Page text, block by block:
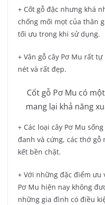
+ Cốt gỗ đặc nhưng khá
chống mối mọt của thân
tối ưu trong khi sử dụng.
+ Vân gỗ cây Pơ Mu rất
nét và rất đẹp.
Cốt gỗ Pơ Mu có
mang lại khả năng
+ Các loại cây Pơ Mu
đanh và cứng, các thớ
kết bền chặt.
+ Với những đặc điểm
Pơ Mu hiện nay không
những gia đình có điều